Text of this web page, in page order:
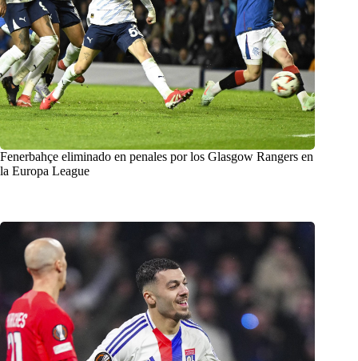
Fenerbahçe eliminado en penales por los Glasgow Rangers en
la Europa League